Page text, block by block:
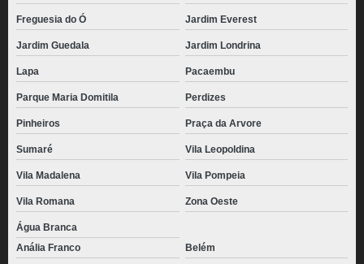
Freguesia do Ó Jardim Everest
Jardim Guedala Jardim Londrina
Lapa Pacaembu
Parque Maria Domitila Perdizes
Pinheiros Praça da Arvore
Sumaré Vila Leopoldina
Vila Madalena Vila Pompeia
Vila Romana Zona Oeste
Água Branca
Anália Franco
Belém